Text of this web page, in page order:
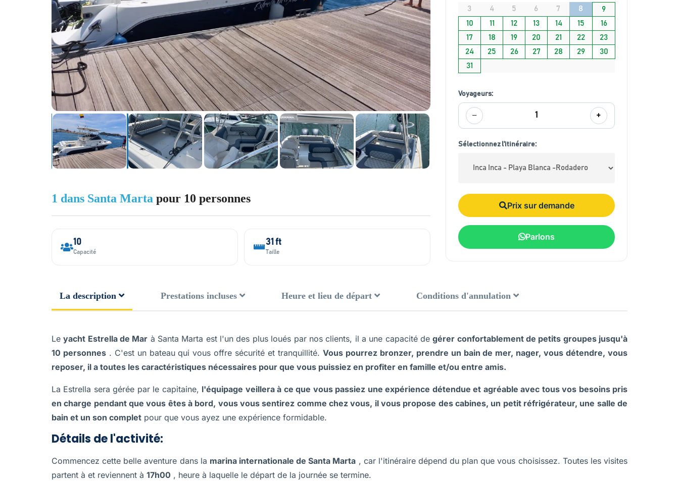
1 dans Santa Marta pour 10 personnes
10
Capacité
31 ft
Taille
3
4 5 6 7 8
9
10
11 12 13 14 15
16
17
18 19 20 21 22
23
24
25 26 27 28 29
30
31
Voyageurs:
− 1 +
Sélectionnez l'itinéraire:
Prix sur demande
Parlons
La description Prestations incluses Heure et lieu de départ Conditions d'annulation
Leyacht Estrella de Mar à Santa Marta est l'un des plus loués par nos clients, il a une capacité degérer confortablement de petits groupes jusqu'à
10 personnes. C'est un bateau qui vous offre sécurité et tranquillité. Vous pourrez bronzer, prendre un bain de mer, nager, vous détendre, vous
reposer, il a toutes les caractéristiques nécessaires pour que vous puissiez en profiter en famille et/ou entre amis.
La Estrella sera gérée par le capitaine, l'équipage veillera à ce que vous passiez une expérience détendue et agréable avec tous vos besoins pris
en charge pendant que vous êtes à bord, vous vous sentirez comme chez vous, il vous propose des cabines, un petit réfrigérateur, une salle de
bain et un son complet pour que vous ayez une expérience formidable.
Détails de l'activité:
Commencez cette belle aventure dans la marina internationale de Santa Marta , car l'itinéraire dépend du plan que vous choisissez. Toutes les visites
partent à et reviennent à 17h00 , heure à laquelle le départ de la journée se termine.